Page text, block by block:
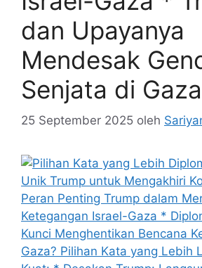
dan Upayanya
Mendesak
Senjata di Gaza
25 September 2025 oleh